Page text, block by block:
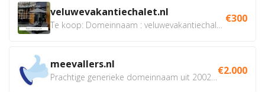
veluwevakantiechalet.nl €300
meevallers.nl €2.000